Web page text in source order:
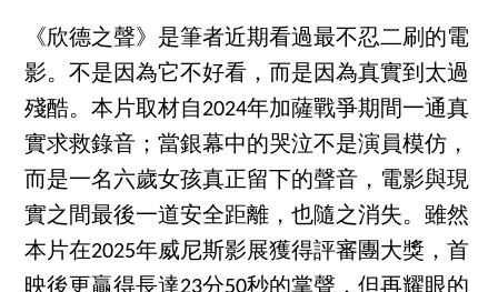
《欣德之聲》是筆者近期看過最不忍二刷的電
影。不是因為它不好看，而是因為真實到太過
殘酷。本片取材自2024年加薩戰爭期間一通真
實求救錄音；當銀幕中的哭泣不是演員模仿，
而是一名六歲女孩真正留下的聲音，電影與現
實之間最後一道安全距離，也隨之消失。雖然
本片在2025年威尼斯影展獲得評審團大獎，首